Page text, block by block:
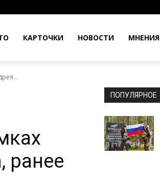
КАРТОЧКИ НОВОСТИ МНЕНИЯ
ранее
ПОПУЛЯРНОЕ